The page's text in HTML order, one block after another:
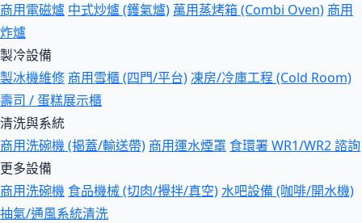
商用電磁爐 中式炒爐 (鑊氣爐) 萬用蒸烤箱 (Combi Oven) 商用
炸爐
製冷設備
製冰機維修 商用雪櫃 (四門/平台)凍房/冷庫工程 (Cold Room)
壽司 / 蛋糕展示櫃
清洗與系統
商用洗碗機 (揭蓋/輸送帶) 商用運水煙罩 食環署 WR1/WR2 諮詢
更多設備
商用洗碗機 食品機械 (切肉/攪拌/真空)水吧設備 (咖啡/開水機)
抽氣/通風系統清洗